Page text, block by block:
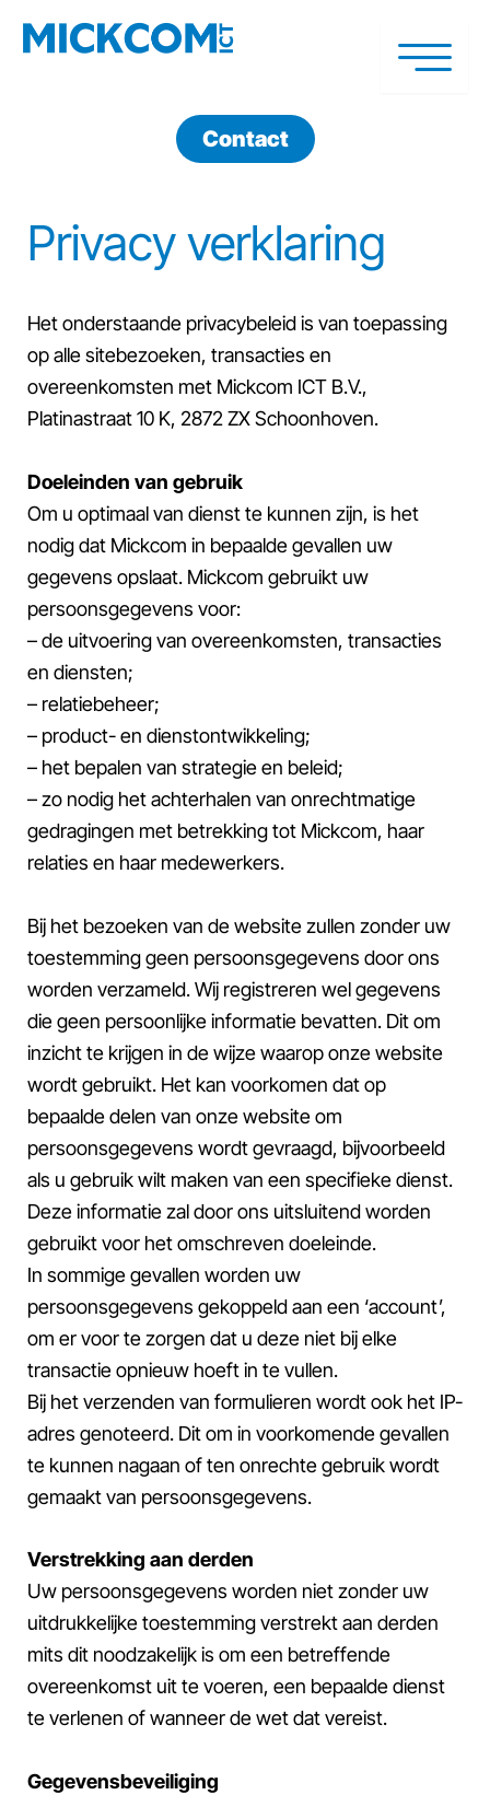
naar
Contact
Privacy verklaring
Het onderstaande privacybeleid is van toepassing
op alle sitebezoeken, transacties en
overeenkomsten met Mickcom ICT B.V.,
Platinastraat 10 K, 2872 ZX Schoonhoven.
Doeleinden van gebruik
Om u optimaal van dienst te kunnen zijn, is het
nodig dat Mickcom in bepaalde gevallen uw
gegevens opslaat. Mickcom gebruikt uw
persoonsgegevens voor:
– de uitvoering van overeenkomsten, transacties
en diensten;
– relatiebeheer;
– product- en dienstontwikkeling;
– het bepalen van strategie en beleid;
– zo nodig het achterhalen van onrechtmatige
gedragingen met betrekking tot Mickcom, haar
relaties en haar medewerkers.
Bij het bezoeken van de website zullen zonder uw
toestemming geen persoonsgegevens door ons
worden verzameld. Wij registreren wel gegevens
die geen persoonlijke informatie bevatten. Dit om
inzicht te krijgen in de wijze waarop onze website
wordt gebruikt. Het kan voorkomen dat op
bepaalde delen van onze website om
persoonsgegevens wordt gevraagd, bijvoorbeeld
als u gebruik wilt maken van een specifieke dienst.
Deze informatie zal door ons uitsluitend worden
gebruikt voor het omschreven doeleinde.
In sommige gevallen worden uw
persoonsgegevens gekoppeld aan een ‘account’,
om er voor te zorgen dat u deze niet bij elke
transactie opnieuw hoeft in te vullen.
Bij het verzenden van formulieren wordt ook het IP-
adres genoteerd. Dit om in voorkomende gevallen
te kunnen nagaan of ten onrechte gebruik wordt
gemaakt van persoonsgegevens.
Verstrekking aan derden
Uw persoonsgegevens worden niet zonder uw
uitdrukkelijke toestemming verstrekt aan derden
mits dit noodzakelijk is om een betreffende
overeenkomst uit te voeren, een bepaalde dienst
te verlenen of wanneer de wet dat vereist.
Gegevensbeveiliging